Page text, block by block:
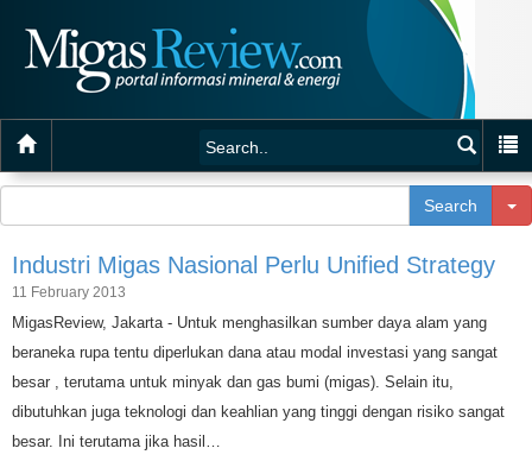
Search
Industri Migas Nasional Perlu Unified Strategy
11 February 2013
MigasReview, Jakarta - Untuk menghasilkan sumber daya alam yang
beraneka rupa tentu diperlukan dana atau modal investasi yang sangat
besar , terutama untuk minyak dan gas bumi (migas). Selain itu,
dibutuhkan juga teknologi dan keahlian yang tinggi dengan risiko sangat
besar. Ini terutama jika hasil…